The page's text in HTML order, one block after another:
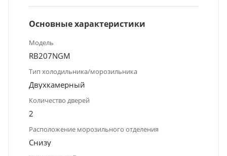
Основные характеристики
Модель
RB207NGM
Тип холодильника/морозильника
Двухкамерный
Количество дверей
2
Расположение морозильного отделения
Снизу